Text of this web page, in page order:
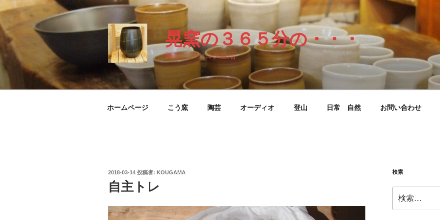
ン
テ
ツ
キ
晃窯の３６５分の・・・
陶芸とアナログ生活
ホームページ こう窯 陶芸 オーディオ 登山 日常 自然 お問い合わせ
投
日:
2018-03-14 投稿者: KOUGAMA
自主トレ
検索
索: